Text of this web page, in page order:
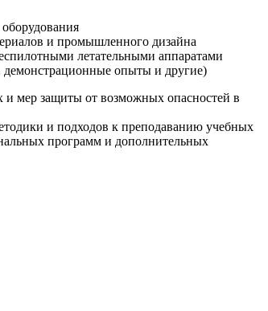
и промышленного дизайна
летательными аппаратами
демонстрационные опыты и другие)
и мер защиты от возможных опасностей в
и подходов к преподаванию учебных
программ и дополнительных